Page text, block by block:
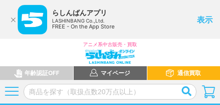
らしんばんアプリ
LASHINBANG Co.,Ltd.
FREE - On the App Store
表示
アニメ系中古販売・買取
年齢認証OFF マイページ 通信買取